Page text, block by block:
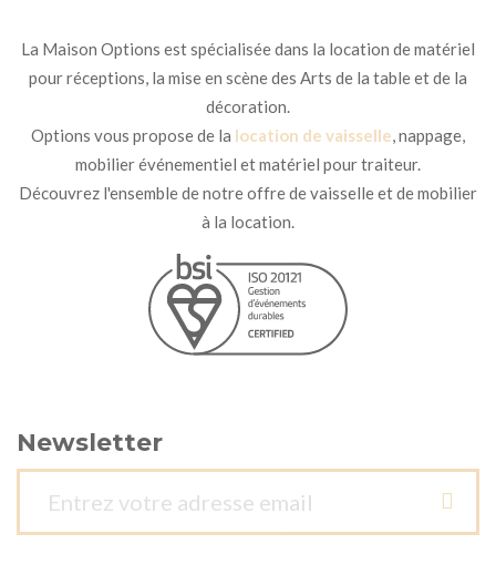
La Maison Options est spécialisée dans la location de matériel
pour réceptions, la mise en scène des Arts de la table et de la
décoration.
Options vous propose de la location de vaisselle, nappage,
mobilier événementiel et matériel pour traiteur.
Découvrez l'ensemble de notre offre de vaisselle et de mobilier
à la location.
Newsletter